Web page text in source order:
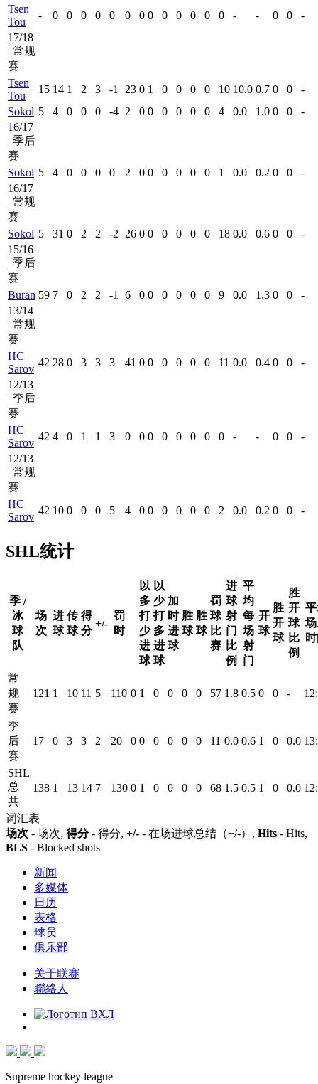
Tsen
Tou
- 0 0 0 0 0 0 0 0 0 0 0 0 0 - - 0 0
-
17/18
| 常规
赛
Tsen
Tou
15 14 1 2 3 -1 23 0 1 0 0 0 0 10 10.0 0.7 0 0
-
Sokol 5 4 0 0 0 -4 2 0 0 0 0 0 0 4 0.0 1.0 0 0
-
16/17
| 季后
赛
Sokol 5 4 0 0 0 0 2 0 0 0 0 0 0 1 0.0 0.2 0 0
-
16/17
| 常规
赛
Sokol 5 31 0 2 2 -2 26 0 0 0 0 0 0 18 0.0 0.6 0 0
-
15/16
| 季后
赛
Buran 59 7 0 2 2 -1 6 0 0 0 0 0 0 9 0.0 1.3 0 0
-
13/14
| 常规
赛
HC
Sarov
42 28 0 3 3 3 41 0 0 0 0 0 0 11 0.0 0.4 0 0
-
12/13
| 季后
赛
HC
Sarov
42 4 0 1 1 3 0 0 0 0 0 0 0 0 - - 0 0
-
12/13
| 常规
赛
HC
Sarov
42 10 0 0 0 5 4 0 0 0 0 0 0 2 0.0 0.2 0 0 -
SHL统计
季 /
冰
球
队
场
次
进
球
传
球
得
分
+/-
罚
时
以
多
打
少
进
球
以
少
打
多
进
球
加
时
进
球
胜
球
胜
球
罚
球
比
赛
进
球
射
门
比
例
平
均
每
场
射
门
开
球
胜
开
球
胜
开
球
比
例
常
规
赛
121 1 10 11 5 110 0 1 0 0 0 0 57 1.8 0.5 0 0 -
季
后
赛
17 0 3 3 2 20 0 0 0 0 0 0 11 0.0 0.6 1 0 0.0
SHL
总
共
138 1 13 14 7 130 0 1 0 0 0 0 68 1.5 0.5 1 0 0.0
词汇表
场次 - 场次, 得分- 得分, +/- - 在场进球总结（+/-）, Hits - Hits,
BLS - Blocked shots
新闻
多媒体
日历
表格
球员
俱乐部
关于联赛
聯絡人
Supreme hockey league